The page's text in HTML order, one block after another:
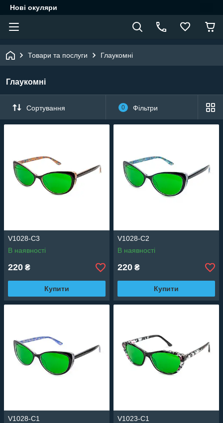
Нові окуляри
Товари та послуги Глаукомні
Глаукомні
Сортування 0 Фільтри
V1028-C3
В наявності
220 ₴
Купити
V1028-C2
В наявності
220 ₴
Купити
V1028-C1
V1023-C1